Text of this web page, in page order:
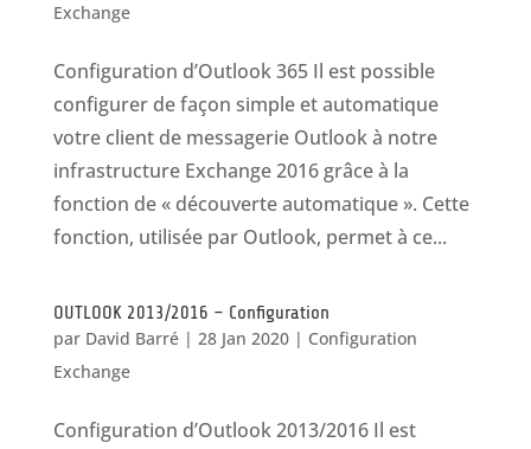
Exchange
Configuration d’Outlook 365 Il est possible
configurer de façon simple et automatique
votre client de messagerie Outlook à notre
infrastructure Exchange 2016 grâce à la
fonction de « découverte automatique ». Cette
fonction, utilisée par Outlook, permet à ce...
OUTLOOK 2013/2016 – Configuration
par David Barré| 28 Jan 2020| Configuration
Exchange
Configuration d’Outlook 2013/2016 Il est